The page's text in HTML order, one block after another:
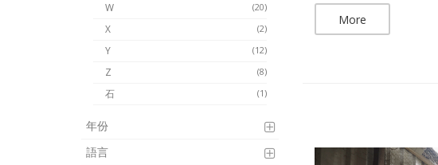
(20)
W
(2)
X
(12)
Y
(8)
Z
(1)
石
年份
語言
More